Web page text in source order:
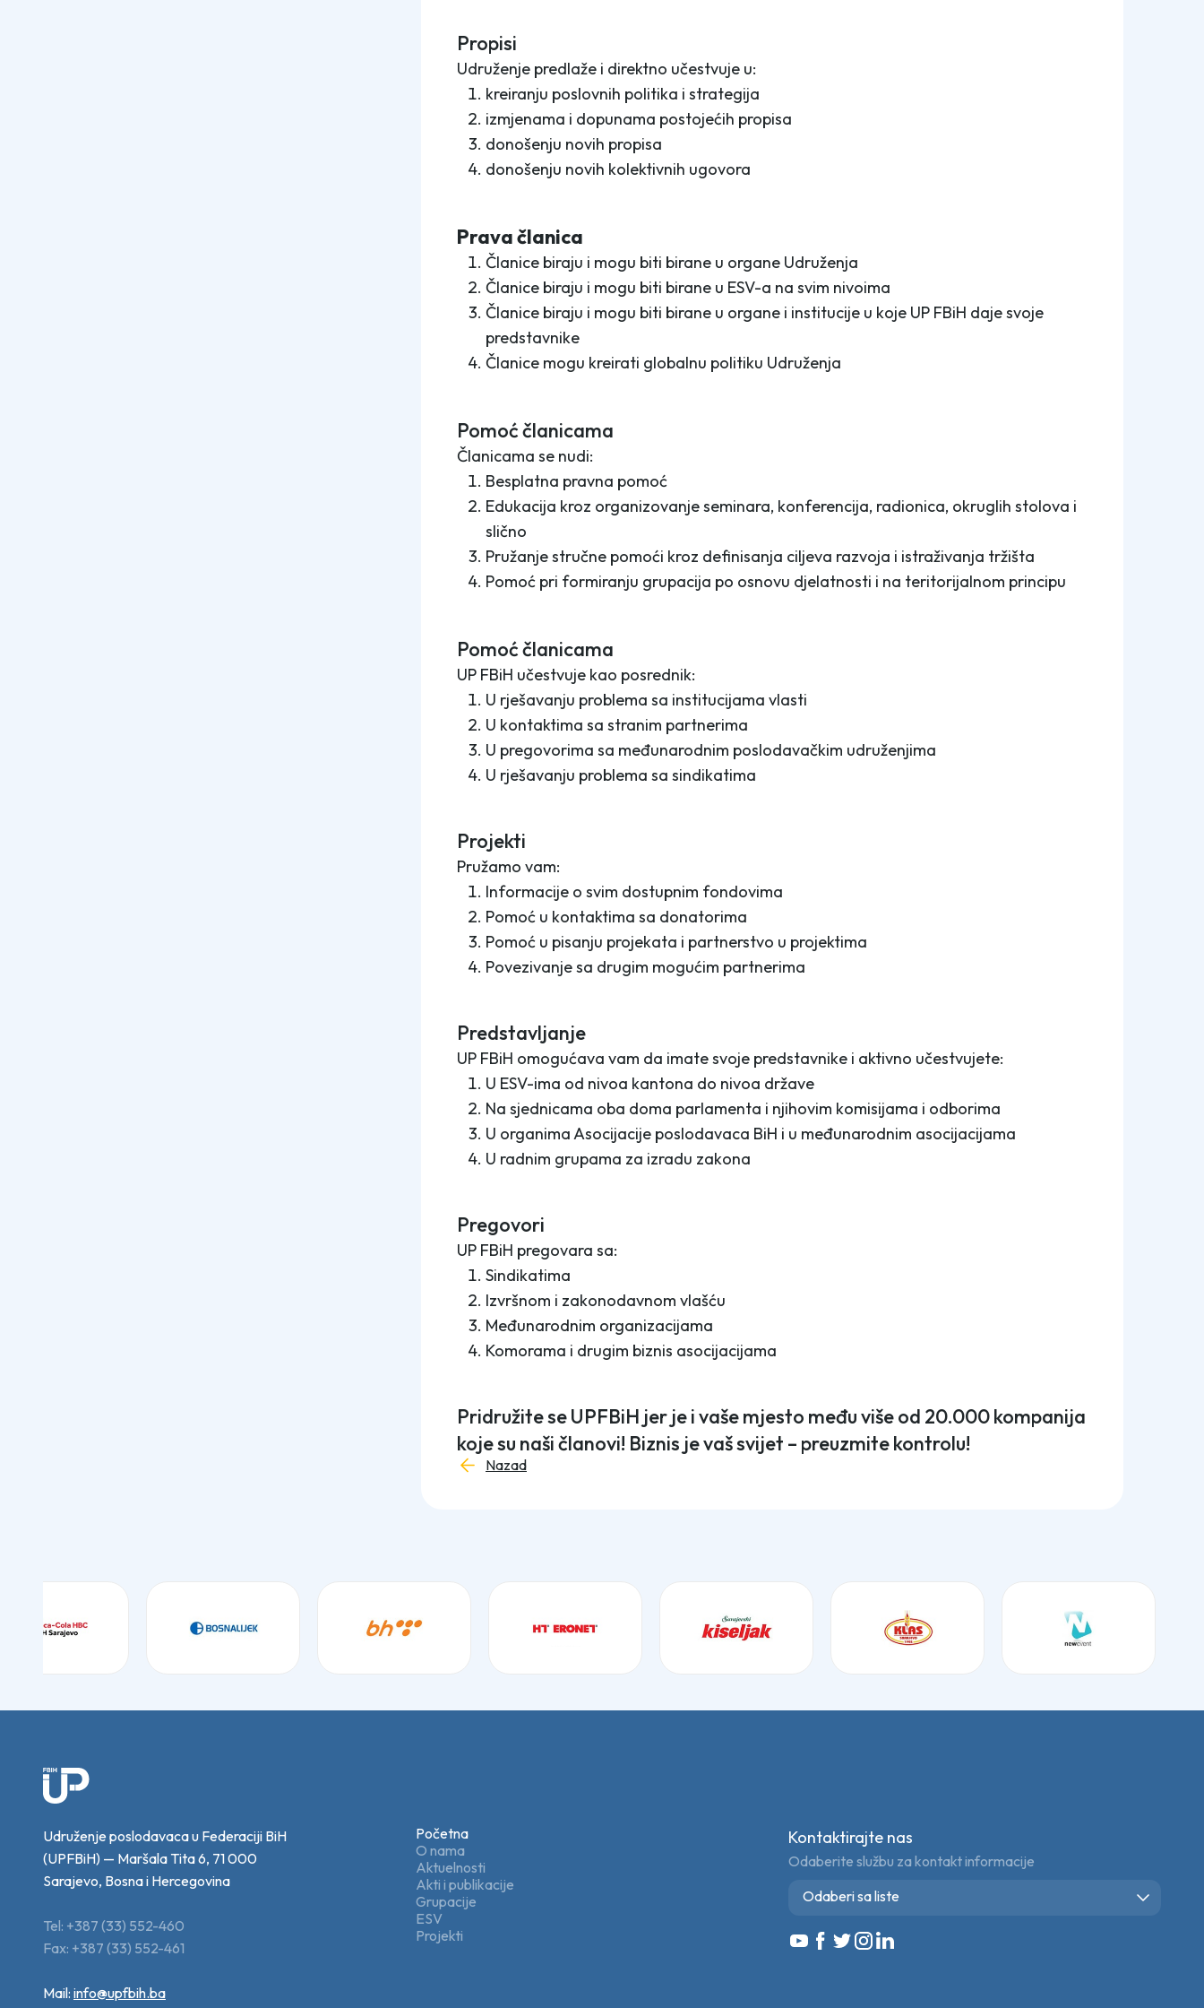
Propisi
Udruženje predlaže i direktno učestvuje u:
kreiranju poslovnih politika i strategija
izmjenama i dopunama postojećih propisa
donošenju novih propisa
donošenju novih kolektivnih ugovora
Prava članica
Članice biraju i mogu biti birane u organe Udruženja
Članice biraju i mogu biti birane u ESV-a na svim nivoima
Članice biraju i mogu biti birane u organe i institucije u koje UP FBiH daje svoje
predstavnike
Članice mogu kreirati globalnu politiku Udruženja
Pomoć članicama
Članicama se nudi:
Besplatna pravna pomoć
Edukacija kroz organizovanje seminara, konferencija, radionica, okruglih stolova i
slično
Pružanje stručne pomoći kroz definisanja ciljeva razvoja i istraživanja tržišta
Pomoć pri formiranju grupacija po osnovu djelatnosti i na teritorijalnom principu
Pomoć članicama
UP FBiH učestvuje kao posrednik:
U rješavanju problema sa institucijama vlasti
U kontaktima sa stranim partnerima
U pregovorima sa međunarodnim poslodavačkim udruženjima
U rješavanju problema sa sindikatima
Projekti
Pružamo vam:
Informacije o svim dostupnim fondovima
Pomoć u kontaktima sa donatorima
Pomoć u pisanju projekata i partnerstvo u projektima
Povezivanje sa drugim mogućim partnerima
Predstavljanje
UP FBiH omogućava vam da imate svoje predstavnike i aktivno učestvujete:
U ESV-ima od nivoa kantona do nivoa države
Na sjednicama oba doma parlamenta i njihovim komisijama i odborima
U organima Asocijacije poslodavaca BiH i u međunarodnim asocijacijama
U radnim grupama za izradu zakona
Pregovori
UP FBiH pregovara sa:
Sindikatima
Izvršnom i zakonodavnom vlašću
Međunarodnim organizacijama
Komorama i drugim biznis asocijacijama
Pridružite se UPFBiH jer je i vaše mjesto među više od 20.000 kompanija
koje su naši članovi! Biznis je vaš svijet – preuzmite kontrolu!
Nazad
Udruženje poslodavaca u Federaciji BiH
(UPFBiH) — Maršala Tita 6, 71 000
Sarajevo, Bosna i Hercegovina
Tel: +387 (33) 552-460
Fax: +387 (33) 552-461
Mail: info@upfbih.ba
Početna
O nama
Aktuelnosti
Akti i publikacije
Grupacije
ESV
Projekti
Kontaktirajte nas
Odaberite službu za kontakt informacije
Odaberi sa liste